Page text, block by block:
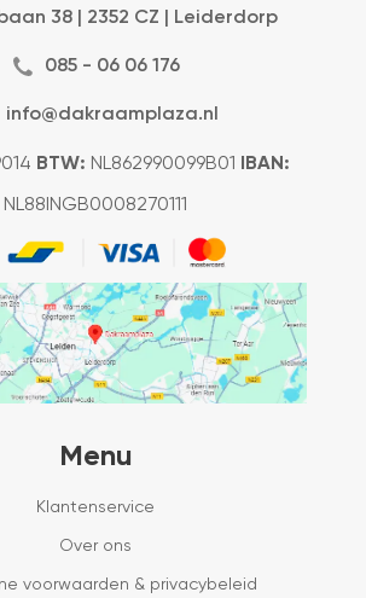
38 | 2352 CZ | Leiderdorp
085 - 06 06 176
info@dakraamplaza.nl
BTW: NL862990099B01 IBAN:
NL88INGB0008270111
Menu
Klantenservice
Over ons
voorwaarden & privacybeleid